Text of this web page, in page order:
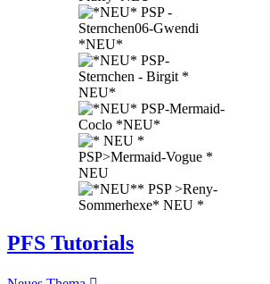
PFS Tutorials